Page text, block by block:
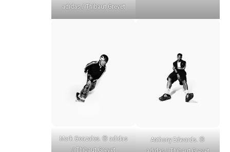
adidas / Thibaut Grevet
Mark Gonzales. © adidas
/ Thibaut Grevet
Anthony Edwards. ©